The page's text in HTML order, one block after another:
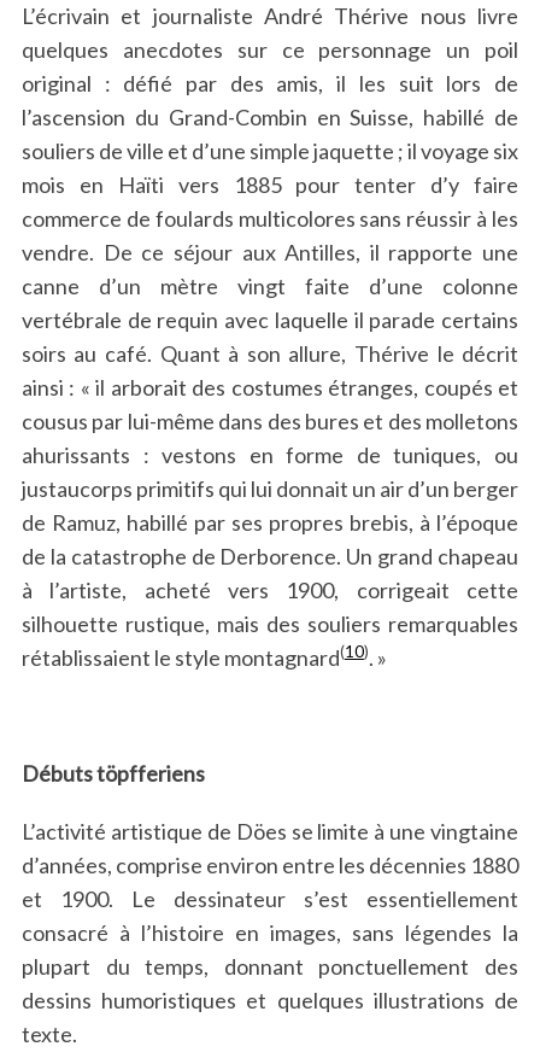
L’écrivain et journaliste André Thérive nous livre
quelques anecdotes sur ce personnage un poil
original : défié par des amis, il les suit lors de
l’ascension du Grand-Combin en Suisse, habillé de
souliers de ville et d’une simple jaquette ; il voyage six
mois en Haïti vers 1885 pour tenter d’y faire
commerce de foulards multicolores sans réussir à les
vendre. De ce séjour aux Antilles, il rapporte une
canne d’un mètre vingt faite d’une colonne
vertébrale de requin avec laquelle il parade certains
soirs au café. Quant à son allure, Thérive le décrit
ainsi : « il arborait des costumes étranges, coupés et
cousus par lui-même dans des bures et des molletons
ahurissants : vestons en forme de tuniques, ou
justaucorps primitifs qui lui donnait un air d’un berger
de Ramuz, habillé par ses propres brebis, à l’époque
de la catastrophe de Derborence. Un grand chapeau
à l’artiste, acheté vers 1900, corrigeait cette
silhouette rustique, mais des souliers remarquables
rétablissaient le style montagnard(10). »
Débuts töpfferiens
L’activité artistique de Döes se limite à une vingtaine
d’années, comprise environ entre les décennies 1880
et 1900. Le dessinateur s’est essentiellement
consacré à l’histoire en images, sans légendes la
plupart du temps, donnant ponctuellement des
dessins humoristiques et quelques illustrations de
texte.